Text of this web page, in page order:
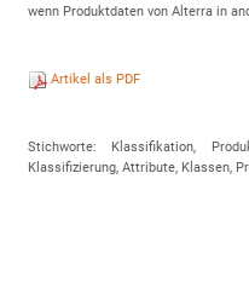
wenn Produktdaten von Alterra in
Artikel als PDF
Stichworte: Klassifikation,
Klassifizierung, Attribute, Klassen,